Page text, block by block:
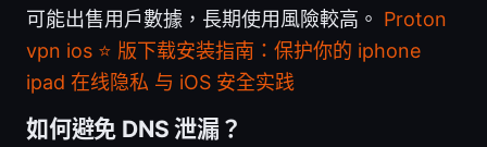
可能出售用戶數據，長期使用風險較高。 Proton
vpn ios ⭐ 版下载安装指南：保护你的 iphone
ipad 在线隐私 与 iOS 安全实践
如何避免 DNS 泄漏？